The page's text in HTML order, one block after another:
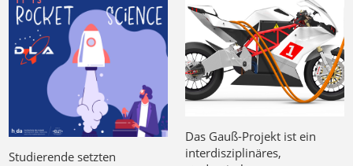
Studierende setzten
Das Gauß-Projekt ist ein
interdisziplinäres,